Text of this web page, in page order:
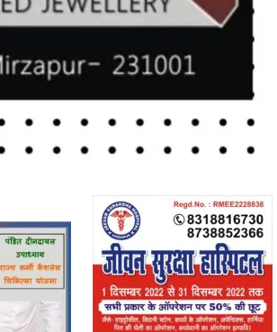
Hindi
Paper